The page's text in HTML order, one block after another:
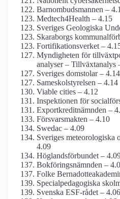
Barnombudsmannen –
Medtech4­Health – 4.15
Sveriges Geologiska
Skaraborgs
Fortifikations­verket –
Myndigheten för
analyser – Tillväxtanalys
Sveriges domstolar – 4.14
Sameskol­styrelsen – 4.14
Viable cities – 4.12
Inspektionen för
Exportkredit­nämnden –
Försvarsmakten – 4.10
Swedac – 4.09
Sveriges meteoro­logiska
4.09
Höglandsförbundet –
Bokförings­nämnden –
Folke
Special­pedagogiska
Svenska ESF-rådet – 4.06